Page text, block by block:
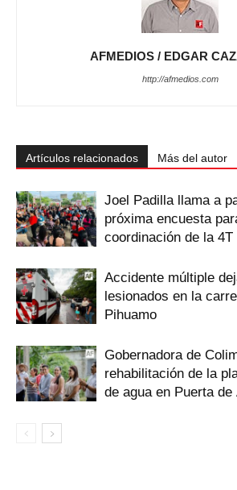
AFMEDIOS / EDGAR
http://afmedios.com
Artículos relacionados Más del autor
Joel Padilla llama a
próxima encuesta
coordinación de la 4T
Accidente múltiple
lesionados en la
Pihuamo
Gobernadora de
rehabilitación de la
de agua en Puerta de